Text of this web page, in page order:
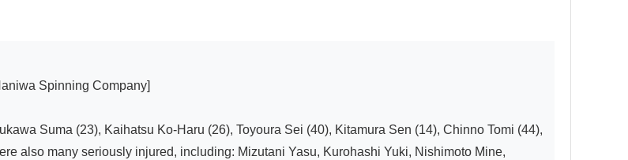
Suma (23), Kaihatsu Ko-Haru (26), Toyoura Sei (40), Kitamura Sen (14), Chinno Tomi (44),
also many seriously injured, including: Mizutani Yasu, Kurohashi Yuki, Nishimoto Mine,